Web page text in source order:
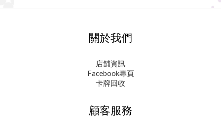
關於我們
店舖資訊
Facebook專頁
卡牌回收
顧客服務